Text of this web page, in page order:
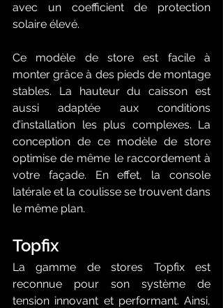
avec un coefficient de protection
solaire élevé.
Ce modèle de store est facile à
monter grâce à des pieds de montage
stables. La hauteur du caisson est
aussi adaptée aux conditions
d’installation les plus complexes. La
conception de ce modèle de store
optimise de même le raccordement à
votre façade. En effet, la console
latérale et la coulisse se trouvent dans
le même plan.
Topfix
La gamme de stores Topfix est
reconnue pour son système de
tension innovant et performant. Ainsi,